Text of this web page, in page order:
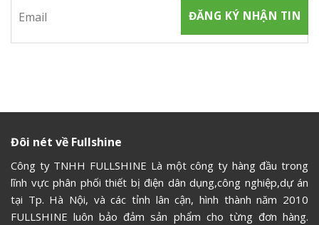
Đôi nét về Fullshine
Công ty TNHH FULLSHINE Là một công ty hàng đầu trong
lĩnh vực phân phối thiết bị điện dân dụng,công nghiệp,dự án
tại Tp. Hà Nội, và các tỉnh lân cận, hình thành năm 2010
FULLSHINE luôn bảo đảm sản phẩm cho từng đơn hàng.